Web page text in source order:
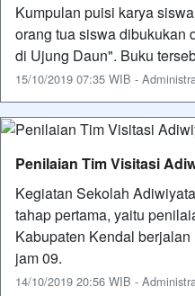
Kumpulan puisi karya
orang tua siswa dibukukan
di Ujung Daun". Buku
15/10/2019 07:35 WIB -
Penilaian Tim Visitasi
Kegiatan Sekolah
tahap pertama, yaitu
Kabupaten Kendal
jam 09.
14/10/2019 20:56 WIB -